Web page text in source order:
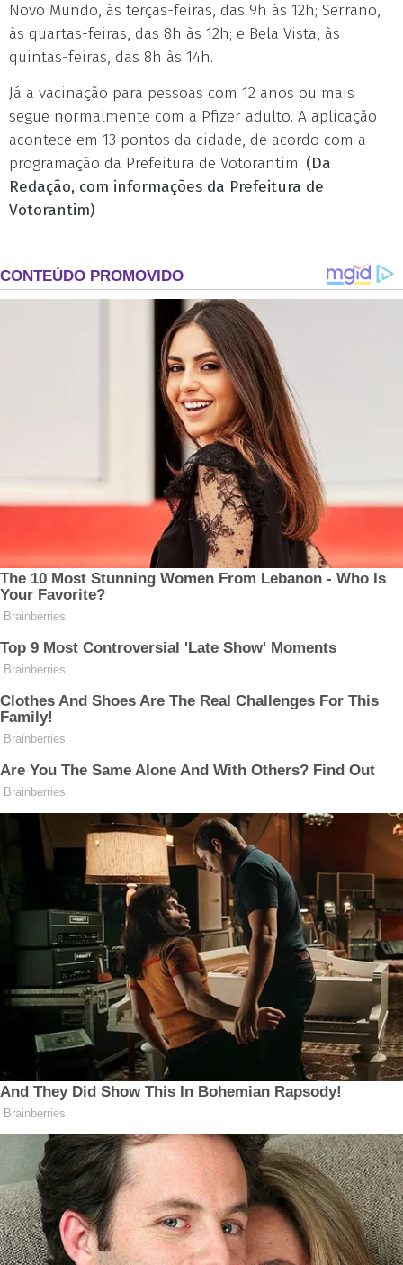
Novo Mundo, às terças-feiras, das 9h às 12h; Serrano,
às quartas-feiras, das 8h às 12h; e Bela Vista, às
quintas-feiras, das 8h às 14h.
Já a vacinação para pessoas com 12 anos ou mais
segue normalmente com a Pfizer adulto. A aplicação
acontece em 13 pontos da cidade, de acordo com a
programação da Prefeitura de Votorantim. (Da
Redação, com informações da Prefeitura de
Votorantim)